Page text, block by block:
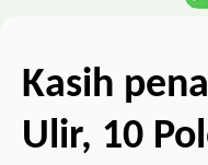
Kasih
Ulir, 10